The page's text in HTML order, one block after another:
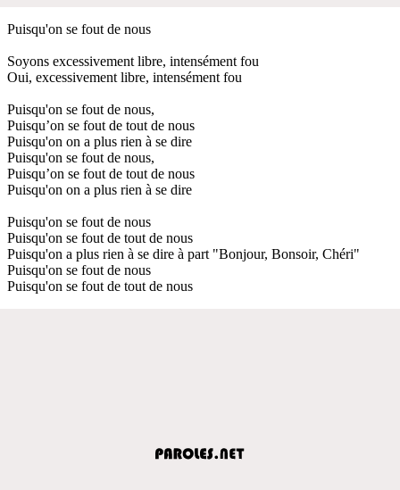
Puisqu'on se fout de nous
Soyons excessivement libre, intensément fou
Oui, excessivement libre, intensément fou
Puisqu'on se fout de nous,
Puisqu’on se fout de tout de nous
Puisqu'on on a plus rien à se dire
Puisqu'on se fout de nous,
Puisqu’on se fout de tout de nous
Puisqu'on on a plus rien à se dire
Puisqu'on se fout de nous
Puisqu'on se fout de tout de nous
Puisqu'on a plus rien à se dire à part "Bonjour, Bonsoir, Chéri"
Puisqu'on se fout de nous
Puisqu'on se fout de tout de nous